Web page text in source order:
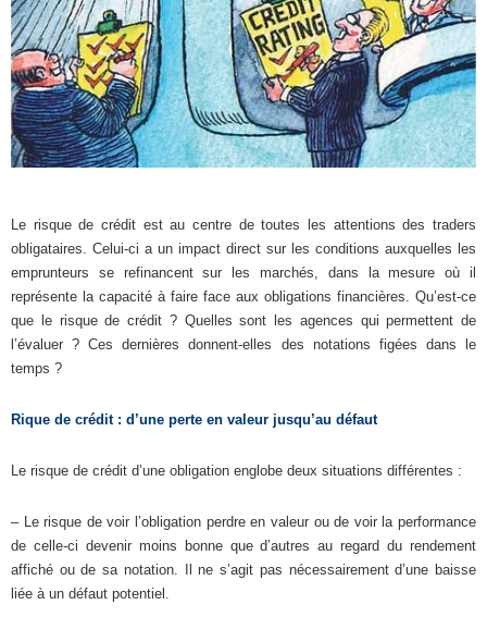
Le risque de crédit est au centre de toutes les attentions des traders
obligataires. Celui-ci a un impact direct sur les conditions auxquelles les
emprunteurs se refinancent sur les marchés, dans la mesure où il
représente la capacité à faire face aux obligations financières. Qu’est-ce
que le risque de crédit ? Quelles sont les agences qui permettent de
l’évaluer ? Ces dernières donnent-elles des notations figées dans le
temps ?
Rique de crédit : d’une perte en valeur jusqu’au défaut
Le risque de crédit d’une obligation englobe deux situations différentes :
– Le risque de voir l’obligation perdre en valeur ou de voir la performance
de celle-ci devenir moins bonne que d’autres au regard du rendement
affiché ou de sa notation. Il ne s’agit pas nécessairement d’une baisse
liée à un défaut potentiel.